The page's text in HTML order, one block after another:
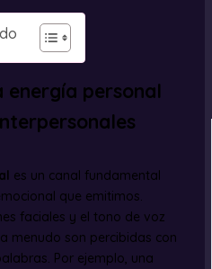
energía personal
es un canal fundamental
que emitimos.
faciales y el tono de voz
menudo son percibidas con
Por ejemplo, una